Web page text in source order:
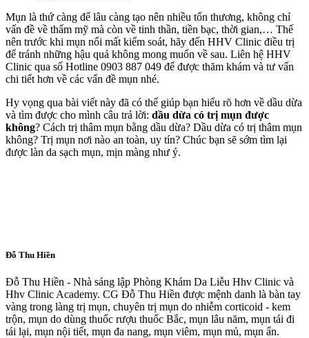
Mụn là thứ càng để lâu càng tạo nên nhiều tổn thương, không chỉ
vấn đề về thẩm mỹ mà còn về tinh thần, tiền bạc, thời gian,… Thế
nên trước khi mụn nổi mất kiểm soát, hãy đến HHV Clinic điều trị
để tránh những hậu quả không mong muốn về sau. Liên hệ HHV
Clinic qua số Hotline 0903 887 049 để được thăm khám và tư vấn
chi tiết hơn về các vấn đề mụn nhé.
Hy vọng qua bài viết này đã có thể giúp bạn hiểu rõ hơn về dầu dừa
và tìm được cho mình câu trả lời: dầu dừa có trị mụn được
không? Cách trị thâm mụn bằng dầu dừa? Dầu dừa có trị thâm mụn
không? Trị mụn nơi nào an toàn, uy tín? Chúc bạn sẽ sớm tìm lại
được làn da sạch mụn, mịn màng như ý.
Đỗ Thu Hiền
Đỗ Thu Hiền - Nhà sáng lập Phòng Khám Da Liễu Hhv Clinic và
Hhv Clinic Academy. CG Đỗ Thu Hiền được mệnh danh là bàn tay
vàng trong làng trị mụn, chuyên trị mụn do nhiễm corticoid - kem
trộn, mụn do dùng thuốc rượu thuốc Bắc, mụn lâu năm, mụn tái đi
tái lại, mụn nội tiết, mụn đa nang, mụn viêm, mụn mủ, mụn ẩn.